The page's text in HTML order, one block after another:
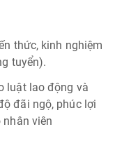
thức, kinh nghiệm
tuyển).
luật lao động và
đãi ngộ, phúc lợi
nhân viên